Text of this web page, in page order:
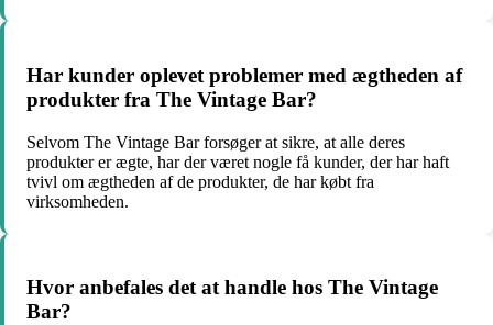
Har kunder oplevet problemer med ægtheden af
produkter fra The Vintage Bar?
Selvom The Vintage Bar forsøger at sikre, at alle deres
produkter er ægte, har der været nogle få kunder, der har haft
tvivl om ægtheden af de produkter, de har købt fra
virksomheden.
Hvor anbefales det at handle hos The Vintage
Bar?